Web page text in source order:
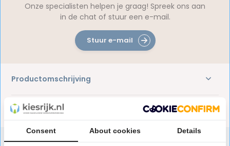
Productomschrijving
Reviews
Onze specialisten helpen je graag! Spreek ons aan
in de chat of stuur een e-mail.
Stuur e-mail
Consent About cookies Details